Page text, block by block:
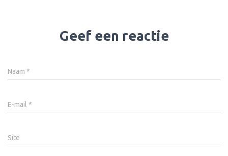
Geef een reactie
Naam *
E-mail *
Site